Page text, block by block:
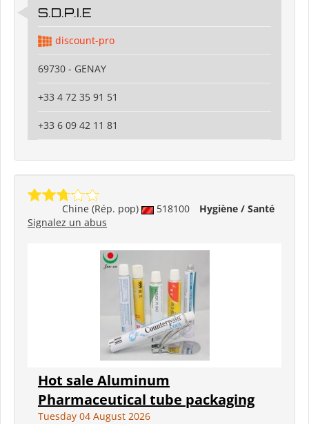
S.D.P.I.E
discount-pro
69730 - GENAY
+33 4 72 35 91 51
+33 6 09 42 11 81
Chine (Rép. pop) 518100
Hygiène / Santé
Signalez un abus
Hot sale Aluminum
Pharmaceutical tube packaging
Tuesday 04 August 2026